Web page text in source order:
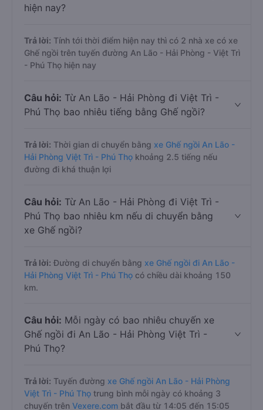
hiện nay?
Trả lời: Tính tới thời điểm hiện nay thì có 2 nhà xe có xe
Ghế ngồi trên tuyến đường An Lão - Hải Phòng - Việt Trì
- Phú Thọ hiện nay
Câu hỏi: Từ An Lão - Hải Phòng đi Việt Trì -
Phú Thọ bao nhiêu tiếng bằng Ghế ngồi?
Trả lời: Thời gian di chuyển bằng xe Ghế ngồi An Lão -
Hải Phòng Việt Trì - Phú Thọ khoảng 2.5 tiếng nếu
đường đi khá thuận lợi
Câu hỏi: Từ An Lão - Hải Phòng đi Việt Trì -
Phú Thọ bao nhiêu km nếu di chuyển bằng
xe Ghế ngồi?
Trả lời: Đường di chuyển bằng xe Ghế ngồi đi An Lão -
Hải Phòng Việt Trì - Phú Thọ có chiều dài khoảng 150
km.
Câu hỏi: Mỗi ngày có bao nhiêu chuyến xe
Ghế ngồi đi An Lão - Hải Phòng Việt Trì -
Phú Thọ?
Trả lời: Tuyến đường xe Ghế ngồi An Lão - Hải Phòng
Việt Trì - Phú Thọ trung bình mỗi ngày có khoảng 3
chuyến trên Vexere.com bắt đầu từ 14:05 đến 15:05